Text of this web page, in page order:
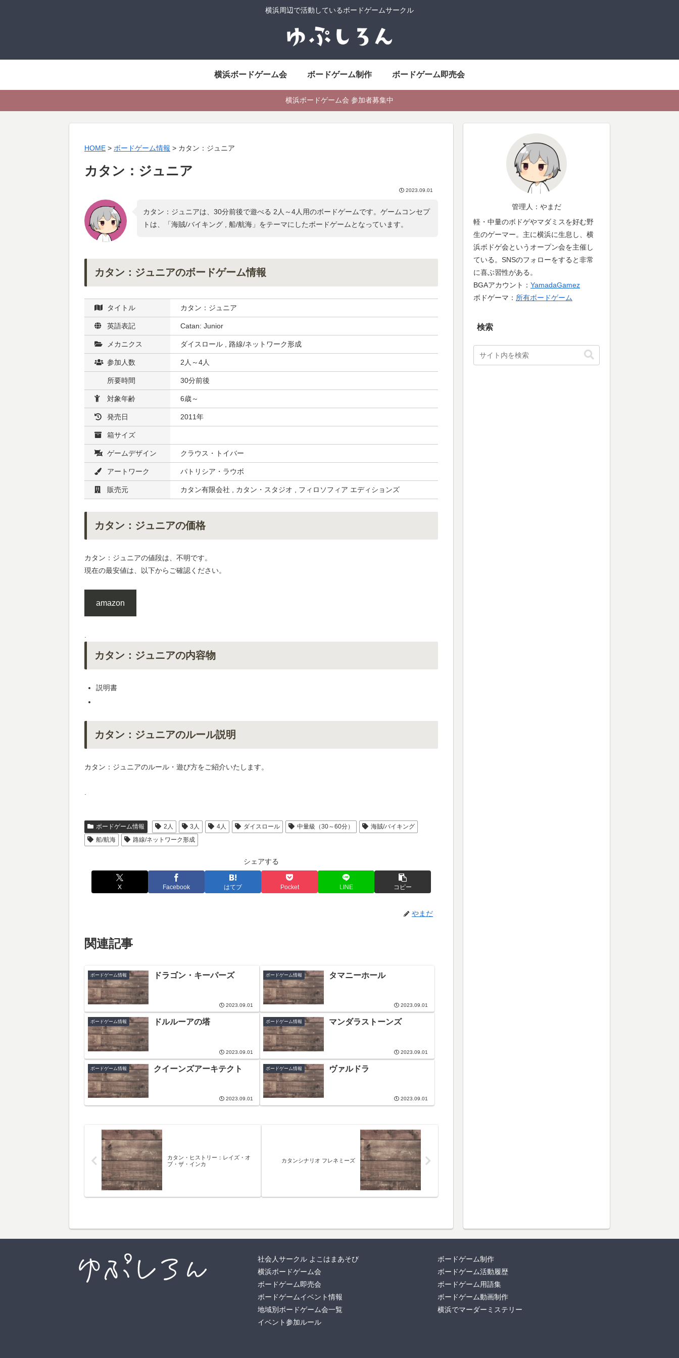
横浜周辺で活動しているボードゲームサークル
横浜ボードゲーム会 ボードゲーム制作 ボードゲーム即売会
横浜ボードゲーム会 参加者募集中
HOME > ボードゲーム情報 > カタン：ジュニア
カタン：ジュニア
2023.09.01
カタン：ジュニアは、30分前後で遊べる 2人～4人用のボードゲームです。ゲームコンセプ
トは、「海賊/バイキング , 船/航海 」をテーマにしたボードゲームとなっています。
カタン：ジュニアのボードゲーム情報
タイトル カタン：ジュニア
英語表記 Catan: Junior
メカニクス ダイスロール , 路線/ネットワーク形成
参加人数 2人～4人
所要時間 30分前後
対象年齢 6歳～
発売日 2011年
箱サイズ
ゲームデザイン クラウス・トイバー
アートワーク パトリシア・ラウボ
販売元 カタン有限会社 , カタン・スタジオ , フィロソフィア エディションズ
カタン：ジュニアの価格
カタン：ジュニアの値段は、不明です。
現在の最安値は、以下からご確認ください。
amazon
.
カタン：ジュニアの内容物
説明書
カタン：ジュニアのルール説明
カタン：ジュニアのルール・遊び方をご紹介いたします。
.
ボードゲーム情報 2人 3人 4人 ダイスロール 中量級（30～60分）
海賊/バイキング
船/航海
路線/ネットワーク形成
シェアする
X Facebook はてブ Pocket LINE コピー
やまだ
関連記事
ボードゲーム情報 ドラゴン・キーパーズ
2023.09.01
ボードゲーム情報 タマニーホール
2023.09.01
ボードゲーム情報 ドルルーアの塔
2023.09.01
ボードゲーム情報 マンダラストーンズ
2023.09.01
ボードゲーム情報 クイーンズアーキテクト
2023.09.01
ボードゲーム情報 ヴァルドラ
2023.09.01
カタン・ヒストリー：レイズ・オ
ブ・ザ・インカ
カタンシナリオ フレネミーズ
管理人：やまだ
軽・中量のボドゲやマダミスを好む野
生のゲーマー。主に横浜に生息し、横
浜ボドゲ会というオープン会を主催し
ている。SNSのフォローをすると非常
に喜ぶ習性がある。
BGAアカウント： YamadaGamez
ボドゲーマ： 所有ボードゲーム
検索
社会人サークル よこはまあそび
横浜ボードゲーム会
ボードゲーム即売会
ボードゲームイベント情報
地域別ボードゲーム会一覧
イベント参加ルール
ボードゲーム制作
ボードゲーム活動履歴
ボードゲーム用語集
ボードゲーム動画制作
横浜でマーダーミステリー